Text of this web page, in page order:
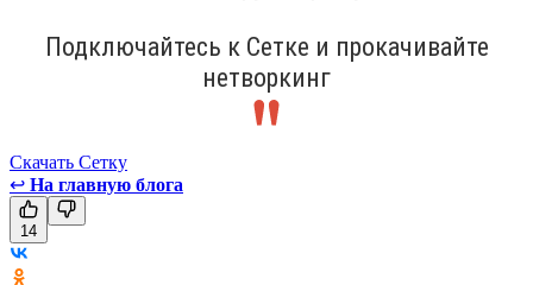
Подключайтесь к Сетке и прокачивайте
нетворкинг
Скачать Сетку
↩ На главную блога
14